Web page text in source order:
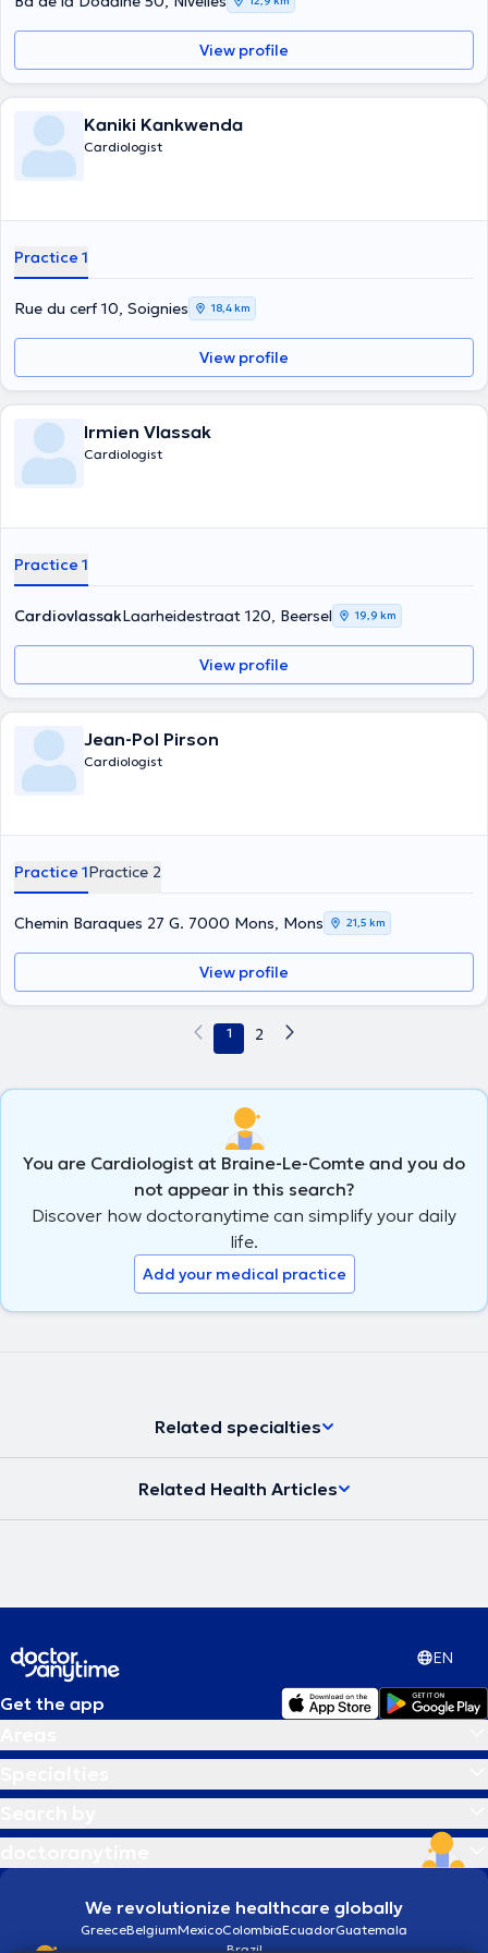
View profile
Kaniki Kankwenda
Cardiologist
Practice 1
Rue du cerf 10, Soignies 18,4 km
View profile
Irmien Vlassak
Cardiologist
Practice 1
CardiovlassakLaarheidestraat 120, Beersel 19,9 km
View profile
Jean-Pol Pirson
Cardiologist
Practice 1Practice 2
Chemin Baraques 27 G. 7000 Mons, Mons 21,5 km
View profile
1 2
You are Cardiologist at Braine-Le-Comte and you do
not appear in this search?
Discover how doctoranytime can simplify your daily
life.
Add your medical practice
Related specialties
Related Health Articles
EN
Get the app
We revolutionize healthcare globally
GreeceBelgiumMexicoColombiaEcuadorGuatemala
Brazil